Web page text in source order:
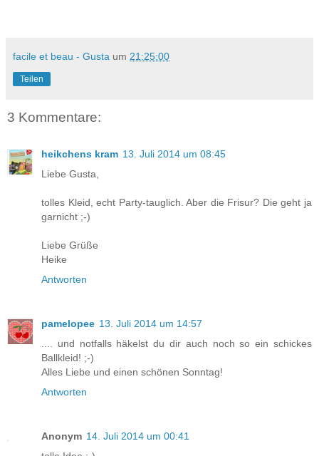
facile et beau - Gusta um 21:25:00
Teilen
3 Kommentare:
heikchens kram 13. Juli 2014 um 08:45
Liebe Gusta,
tolles Kleid, echt Party-tauglich. Aber die Frisur? Die geht ja
garnicht ;-)
Liebe Grüße
Heike
Antworten
pamelopee 13. Juli 2014 um 14:57
.... und notfalls häkelst du dir auch noch so ein schickes
Ballkleid! ;-)
Alles Liebe und einen schönen Sonntag!
Antworten
Anonym 14. Juli 2014 um 00:41